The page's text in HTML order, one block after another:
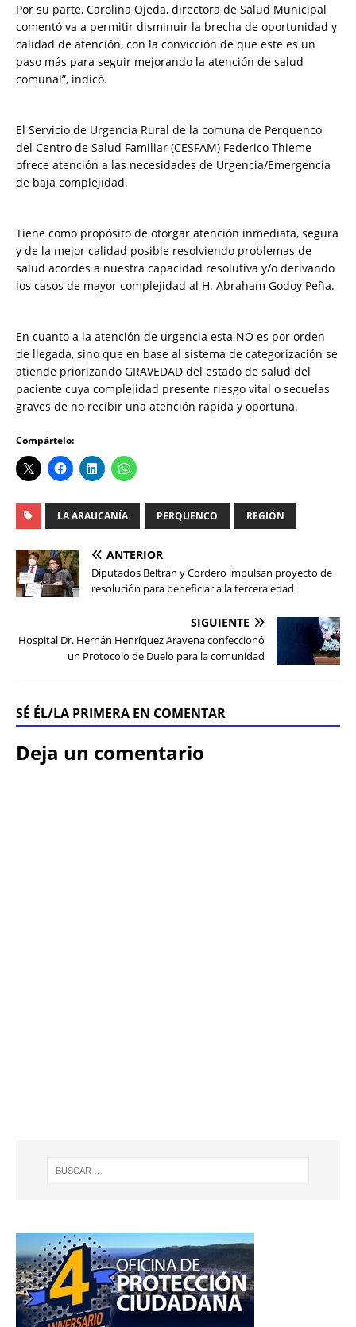
Por su parte, Carolina Ojeda, directora de Salud Municipal
comentó va a permitir disminuir la brecha de oportunidad y
calidad de atención, con la convicción de que este es un
paso más para seguir mejorando la atención de salud
comunal”, indicó.
El Servicio de Urgencia Rural de la comuna de Perquenco
del Centro de Salud Familiar (CESFAM) Federico Thieme
ofrece atención a las necesidades de Urgencia/Emergencia
de baja complejidad.
Tiene como propósito de otorgar atención inmediata, segura
y de la mejor calidad posible resolviendo problemas de
salud acordes a nuestra capacidad resolutiva y/o derivando
los casos de mayor complejidad al H. Abraham Godoy Peña.
En cuanto a la atención de urgencia esta NO es por orden
de llegada, sino que en base al sistema de categorización se
atiende priorizando GRAVEDAD del estado de salud del
paciente cuya complejidad presente riesgo vital o secuelas
graves de no recibir una atención rápida y oportuna.
Compártelo:
LA ARAUCANÍA PERQUENCO REGIÓN
ANTERIOR
Diputados Beltrán y Cordero impulsan proyecto de
resolución para beneficiar a la tercera edad
SIGUIENTE
Hospital Dr. Hernán Henríquez Aravena confeccionó
un Protocolo de Duelo para la comunidad
SÉ ÉL/LA PRIMERA EN COMENTAR
Deja un comentario